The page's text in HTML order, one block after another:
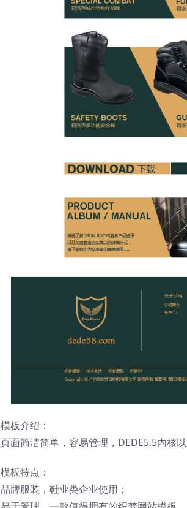
模板介绍：
页面简洁简单，容易管理，DEDE5.5内核
模板特点：
品牌服装，鞋业类企业使用；